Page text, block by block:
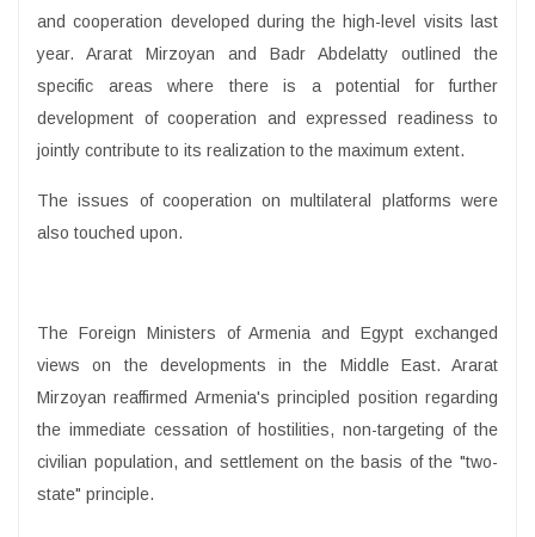
and cooperation developed during the high-level visits last
year. Ararat Mirzoyan and Badr Abdelatty outlined the
specific areas where there is a potential for further
development of cooperation and expressed readiness to
jointly contribute to its realization to the maximum extent.
The issues of cooperation on multilateral platforms were
also touched upon.
The Foreign Ministers of Armenia and Egypt exchanged
views on the developments in the Middle East. Ararat
Mirzoyan reaffirmed Armenia's principled position regarding
the immediate cessation of hostilities, non-targeting of the
civilian population, and settlement on the basis of the "two-
state" principle.